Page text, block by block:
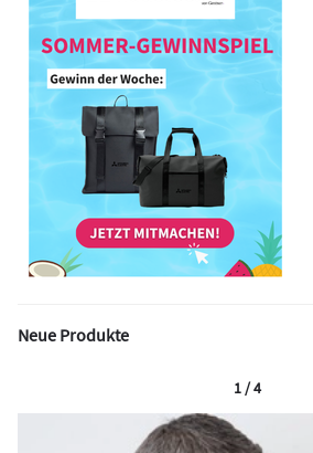
Neue Produkte
1 / 4